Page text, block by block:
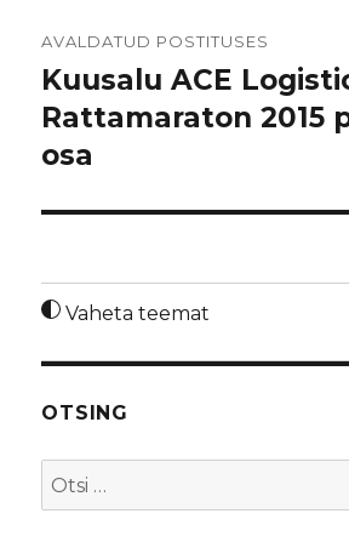
AVALDATUD POSTITUSES
Kuusalu ACE
Rattamaraton 2015
osa
Vaheta teemat
OTSING
Otsi: